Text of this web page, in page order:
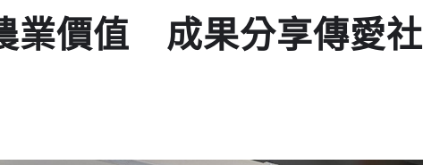
業價值 成果分享傳愛社